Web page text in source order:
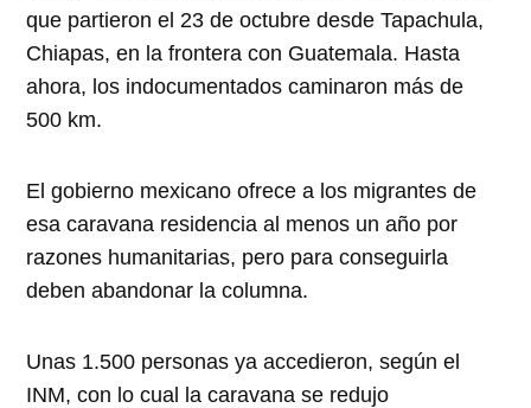
que partieron el 23 de octubre desde Tapachula,
Chiapas, en la frontera con Guatemala. Hasta
ahora, los indocumentados caminaron más de
500 km.
El gobierno mexicano ofrece a los migrantes de
esa caravana residencia al menos un año por
razones humanitarias, pero para conseguirla
deben abandonar la columna.
Unas 1.500 personas ya accedieron, según el
INM, con lo cual la caravana se redujo